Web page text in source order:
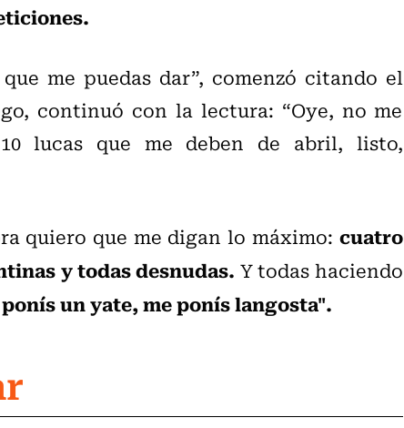
me puedas dar”, comenzó citando el
continuó con la lectura: “Oye, no me
lucas que me deben de abril, listo,
quiero que me digan lo máximo: cuatro
y todas desnudas. Y todas haciendo
ponís un yate, me ponís langosta".